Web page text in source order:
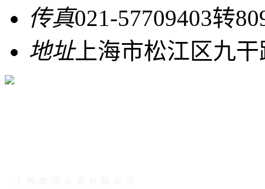
传真021-57709403转
地址上海市松江区九干